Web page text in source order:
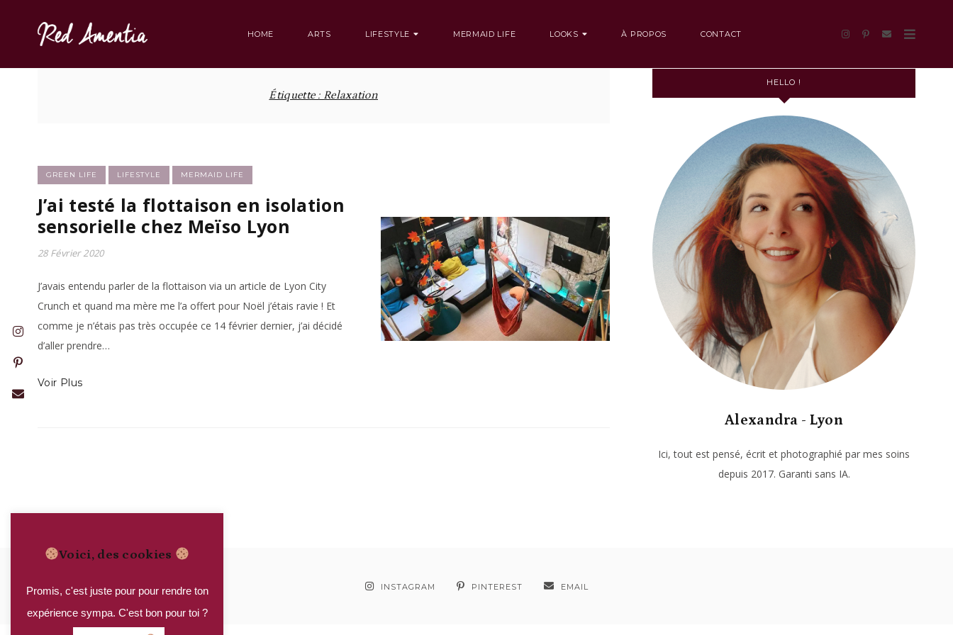
HOME ARTS LIFESTYLE MERMAID LIFE LOOKS À PROPOS CONTACT
Étiquette : Relaxation
GREEN LIFE LIFESTYLE MERMAID LIFE
J’ai testé la flottaison en isolation
sensorielle chez Meïso Lyon
28 Février 2020
J’avais entendu parler de la flottaison via un article de Lyon City
Crunch et quand ma mère me l’a offert pour Noël j’étais ravie ! Et
comme je n’étais pas très occupée ce 14 février dernier, j’ai décidé
d’aller prendre…
Voir Plus
HELLO !
Alexandra - Lyon
Ici, tout est pensé, écrit et photographié par mes soins
depuis 2017. Garanti sans IA.
INSTAGRAM PINTEREST EMAIL
Voici, des cookies
Promis, c'est juste pour pour rendre ton
expérience sympa. C'est bon pour toi ?